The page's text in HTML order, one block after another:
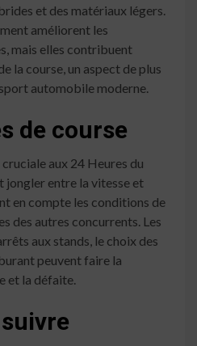
et des matériaux légers.
améliorent les
mais elles contribuent
la course, un aspect de plus
automobile moderne.
de course
aux 24 Heures du
jongler entre la vitesse et
en compte les conditions de
des autres concurrents. Les
aux stands, le choix des
peuvent faire la
et la défaite.